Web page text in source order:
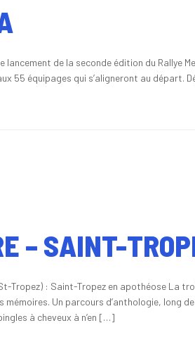
lancement de la seconde édition du Rallye
55 équipages qui s’aligneront au départ.
– SAINT-
Tropez) : Saint-Tropez en apothéose La
mémoires. Un parcours d’anthologie, long
à cheveux à n’en […]